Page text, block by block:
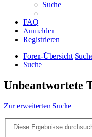
Suche
FAQ
Anmelden
Registrieren
Foren-Übersicht
Suche
Unbeantwortete
Zur erweiterten Suche